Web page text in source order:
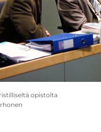
opistolta